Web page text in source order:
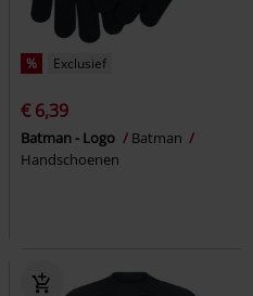
% Exclusief
€ 6,39
Batman - Logo
Batman
Handschoenen